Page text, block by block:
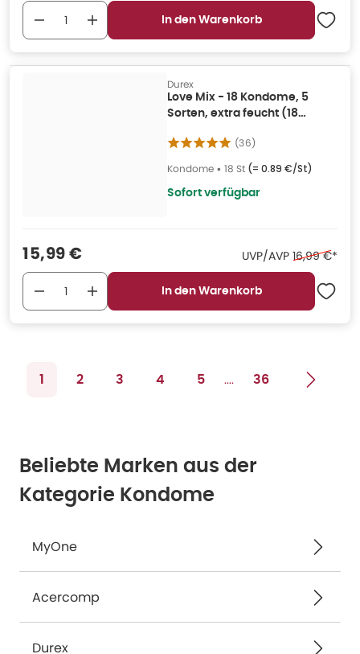
In den Warenkorb
Durex
Love Mix - 18 Kondome, 5
Sorten, extra feucht (18
(36)
Kondome • 18 St (= 0.89 €/St)
Sofort verfügbar
Verkaufspreis
15,99 € UVP/AVP Ehemaliger
16,99 €*
In den Warenkorb
1 2 3 4 5 .... 36
Beliebte Marken aus der
Kategorie Kondome
MyOne
Acercomp
Durex